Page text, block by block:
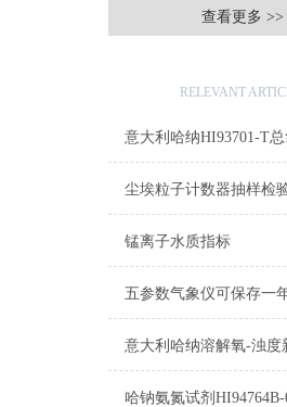
查看更多 >>
RELEVANT
锰离子水质指标